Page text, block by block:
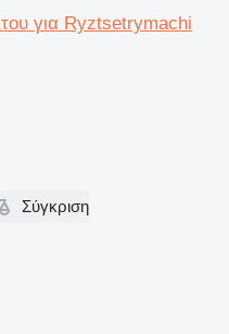
για Ryztsetrymachi
Σύγκριση